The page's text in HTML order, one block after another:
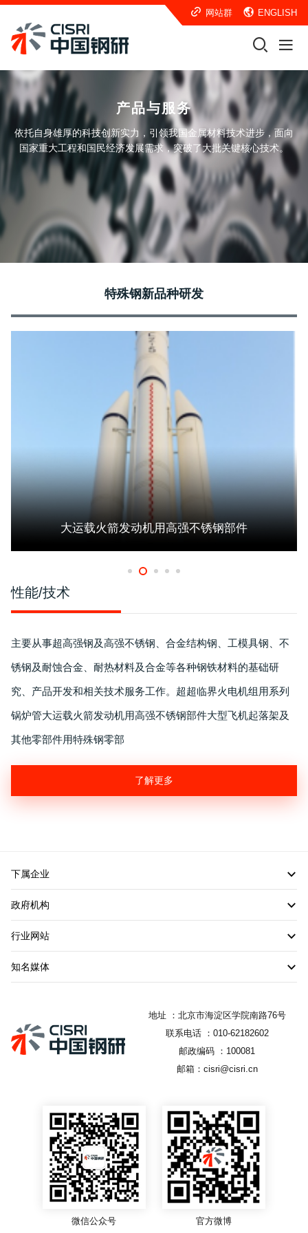
网站群 ENGLISH
产品与服务
依托自身雄厚的科技创新实力，引领我国金属材料技术进步，面向
国家重大工程和国民经济发展需求，突破了大批关键核心技术。
特殊钢新品种研发
大运载火箭发动机用高强不锈钢部件
性能/技术
主要从事超高强钢及高强不锈钢、合金结构钢、工模具钢、不
锈钢及耐蚀合金、耐热材料及合金等各种钢铁材料的基础研
究、产品开发和相关技术服务工作。超超临界火电机组用系列
锅炉管大运载火箭发动机用高强不锈钢部件大型飞机起落架及
其他零部件用特殊钢零部
了解更多
下属企业
政府机构
行业网站
知名媒体
地址 ：北京市海淀区学院南路76号
联系电话 ：010-62182602
邮政编码 ：100081
邮箱：cisri@cisri.cn
微信公众号 官方微博